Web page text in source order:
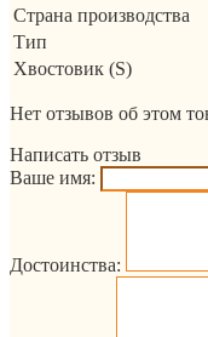
Страна производства
Тип
Хвостовик (S)
Нет отзывов об этом
Написать отзыв
Ваше имя:
Достоинства: